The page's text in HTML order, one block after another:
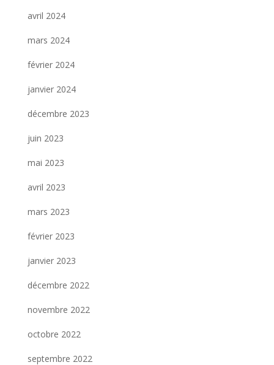
avril 2024
mars 2024
février 2024
janvier 2024
décembre 2023
juin 2023
mai 2023
avril 2023
mars 2023
février 2023
janvier 2023
décembre 2022
novembre 2022
octobre 2022
septembre 2022